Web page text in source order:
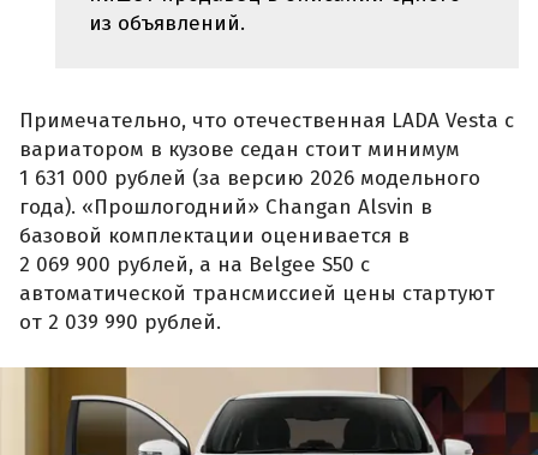
из объявлений.
Примечательно, что отечественная LADA Vesta с
вариатором в кузове седан стоит минимум
1 631 000 рублей (за версию 2026 модельного
года). «Прошлогодний» Changan Alsvin в
базовой комплектации оценивается в
2 069 900 рублей, а на Belgee S50 с
автоматической трансмиссией цены стартуют
от 2 039 990 рублей.